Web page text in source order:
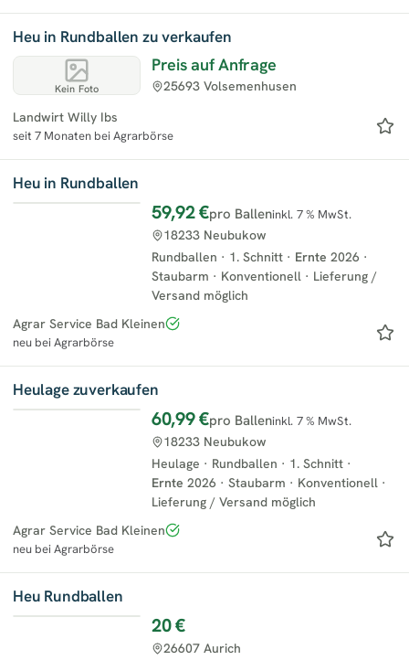
Kein Foto
Heu in Rundballen zu verkaufen
Preis auf Anfrage
25693 Volsemenhusen
Landwirt Willy Ibs
seit 7 Monaten bei Agrarbörse
Heu in Rundballen
59,92 €pro Balleninkl. 7 % MwSt.
Rundballen · 1. Schnitt · Ernte 2026 ·
Staubarm · Konventionell · Lieferung /
Versand möglich
18233 Neubukow
Agrar Service Bad Kleinen
neu bei Agrarbörse
Heulage zuverkaufen
60,99 €pro Balleninkl. 7 % MwSt.
Heulage · Rundballen · 1. Schnitt ·
Ernte 2026 ·Staubarm · Konventionell ·
Lieferung / Versand möglich
18233 Neubukow
Agrar Service Bad Kleinen
neu bei Agrarbörse
Heu Rundballen
20 €
26607 Aurich